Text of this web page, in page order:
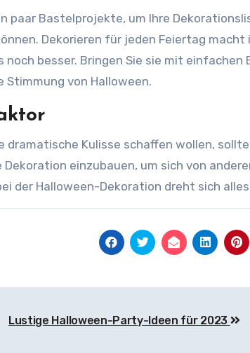
paar Bastelprojekte, um Ihre
Dekorieren für jeden Feiertag macht
noch besser. Bringen Sie sie mit
Stimmung von Halloween.
dramatische Kulisse schaffen wollen,
Dekoration einzubauen, um sich von
der Halloween-Dekoration dreht sich
Lustige Halloween-Party-Ideen für 2023